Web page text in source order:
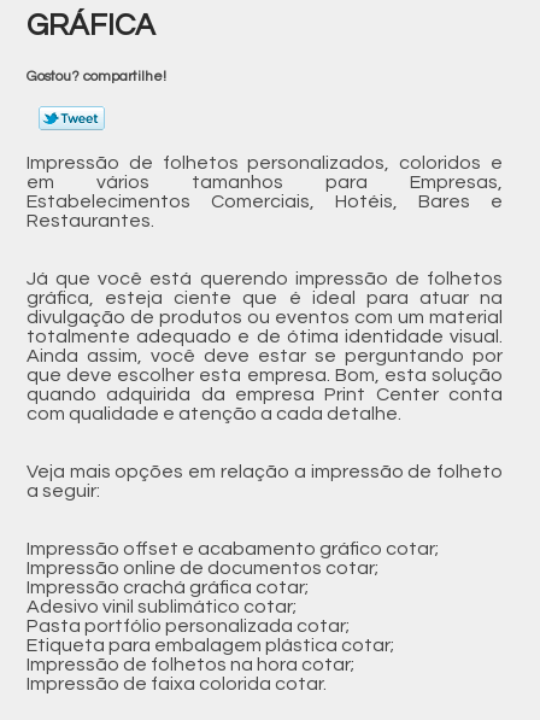
GRÁFICA
Gostou? compartilhe!
Impressão de folhetos personalizados, coloridos e
em vários tamanhos para Empresas,
Estabelecimentos Comerciais, Hotéis, Bares e
Restaurantes.
Já que você está querendo impressão de folhetos
gráfica, esteja ciente que é ideal para atuar na
divulgação de produtos ou eventos com um material
totalmente adequado e de ótima identidade visual.
Ainda assim, você deve estar se perguntando por
que deve escolher esta empresa. Bom, esta solução
quando adquirida da empresa Print Center conta
com qualidade e atenção a cada detalhe.
Veja mais opções em relação a impressão de folheto
a seguir:
Impressão offset e acabamento gráfico cotar;
Impressão online de documentos cotar;
Impressão crachá gráfica cotar;
Adesivo vinil sublimático cotar;
Pasta portfólio personalizada cotar;
Etiqueta para embalagem plástica cotar;
Impressão de folhetos na hora cotar;
Impressão de faixa colorida cotar.